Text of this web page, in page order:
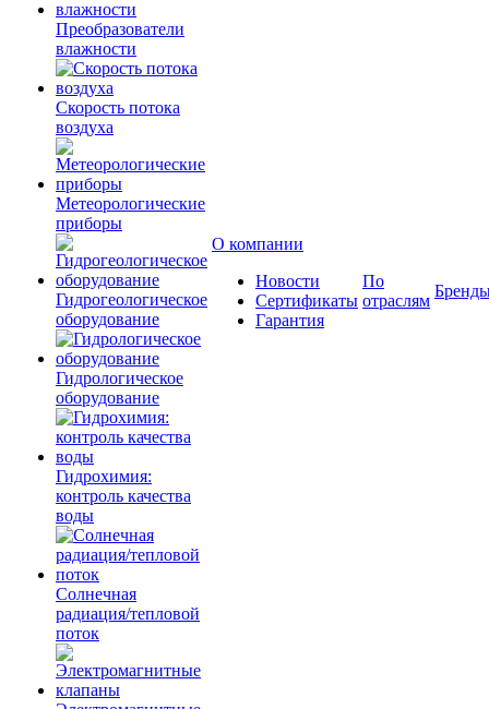
Преобразователи
влажности
Скорость потока
воздуха
Метеорологические
приборы
Гидрогеологическое
оборудование
Гидрологическое
оборудование
Гидрохимия:
контроль качества
воды
Солнечная
радиация/тепловой
поток
О компании
Новости
Сертификаты
Гарантия
По
отраслям